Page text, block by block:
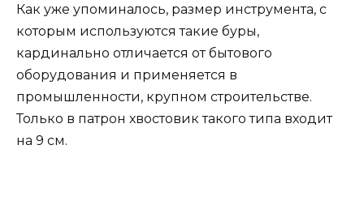
Как уже упоминалось, размер инструмента, с
которым используются такие буры,
кардинально отличается от бытового
оборудования и применяется в
промышленности, крупном строительстве.
Только в патрон хвостовик такого типа входит
на 9 см.